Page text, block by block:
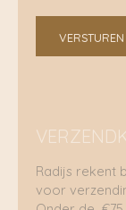
VERSTUREN
Radijs rekent
voor